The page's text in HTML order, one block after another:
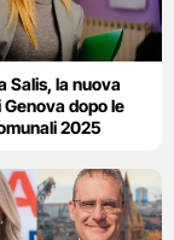
Salis, la nuova
Genova dopo le
2025